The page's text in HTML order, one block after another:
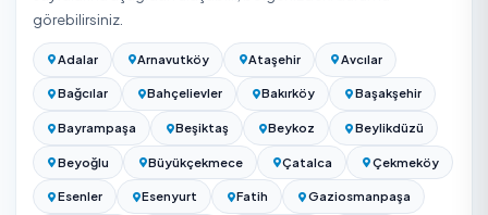
İstanbul Genelinde Cam Temizleme
İstanbulgenelinde
ilçede daha Cam Temizleme
veriyoruz. Eyüpsultan dışında aşağıdaki ilçelerde de
hizmet veren bulabilir, fiyat ve puan karşılaştırması
yapabilirsiniz: